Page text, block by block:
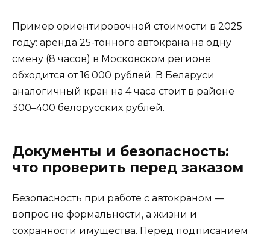
Пример ориентировочной стоимости в 2025
году: аренда 25-тонного автокрана на одну
смену (8 часов) в Московском регионе
обходится от 16 000 рублей. В Беларуси
аналогичный кран на 4 часа стоит в районе
300–400 белорусских рублей.
Документы и безопасность:
что проверить перед заказом
Безопасность при работе с автокраном —
вопрос не формальности, а жизни и
сохранности имущества. Перед подписанием